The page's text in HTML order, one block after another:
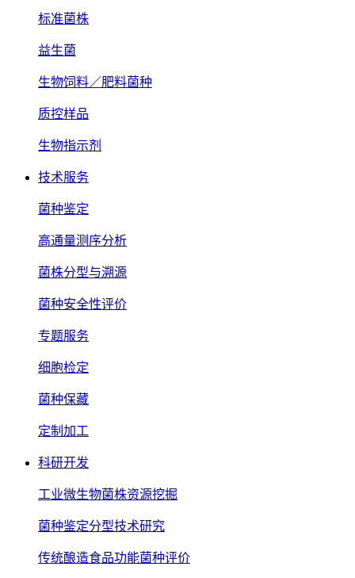
标准菌株
益生菌
生物饲料／肥料菌种
质控样品
生物指示剂
技术服务
菌种鉴定
高通量测序分析
菌株分型与溯源
菌种安全性评价
专题服务
细胞检定
菌种保藏
定制加工
科研开发
工业微生物菌株资源挖掘
菌种鉴定分型技术研究
传统酿造食品功能菌种评价